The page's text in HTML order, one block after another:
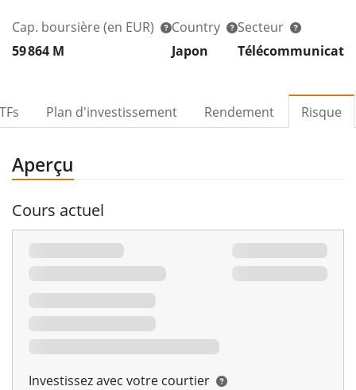
Cap. boursière (en EUR)
59 864 M
Country
Japon
Secteur
Plan d'investissement Rendement Risque
Aperçu
Cours actuel
Investissez avec votre courtier